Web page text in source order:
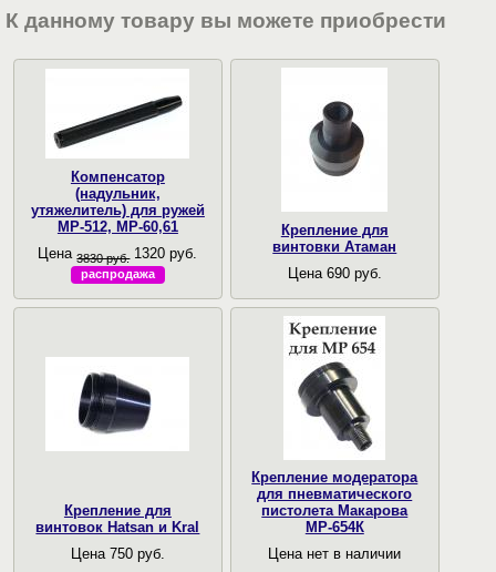
К данному товару вы можете приобрести
Компенсатор
(надульник,
утяжелитель) для ружей
МР-512, МР-60,61
Цена3830 руб. 1320 руб.
распродажа
Крепление для
винтовки Атаман
Цена 690 руб.
Крепление для
винтовок Hatsan и Kral
Цена 750 руб.
Крепление модератора
для пневматического
пистолета Макарова
МР-654К
Цена нет в наличии